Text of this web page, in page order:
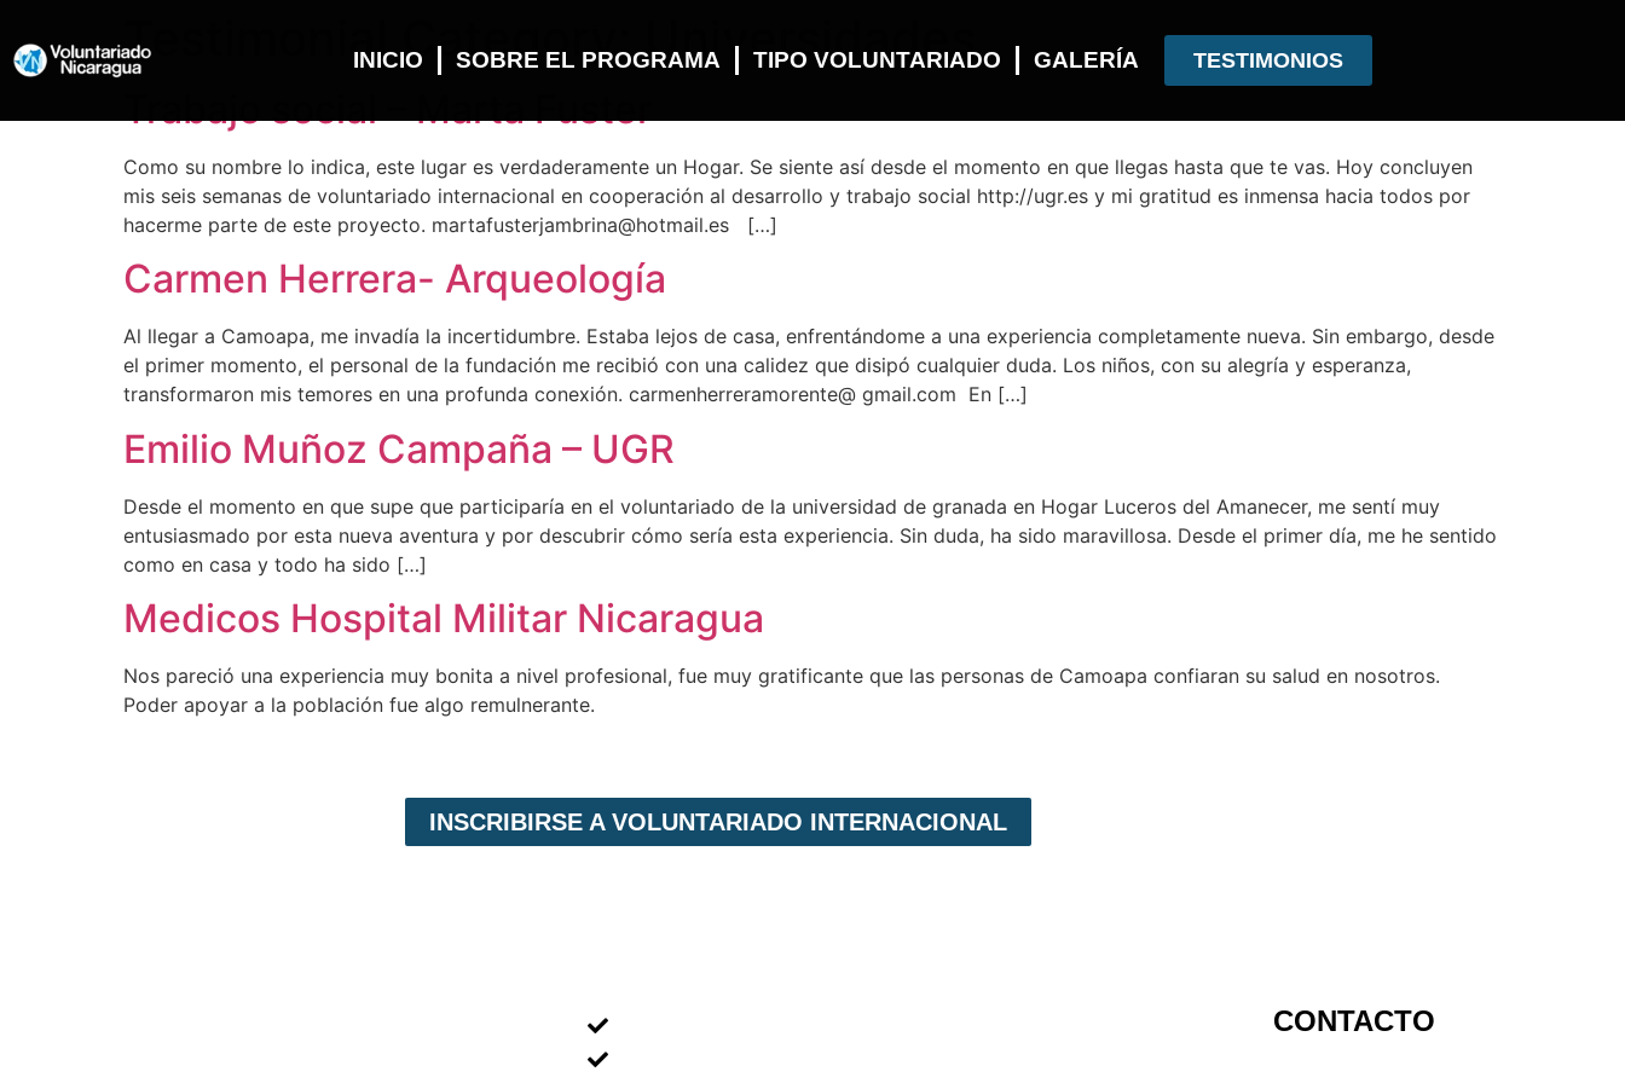
INICIO SOBRE EL PROGRAMA TIPO VOLUNTARIADO GALERÍA TESTIMONIOS
Testimonial Category:Universidades
Trabajo social – Marta Fuster
Como su nombre lo indica, este lugar es verdaderamente un Hogar. Se siente así desde el momento en que llegas hasta que te vas. Hoy concluyen
mis seis semanas de voluntariado internacional en cooperación al desarrollo y trabajo social http://ugr.es y mi gratitud es inmensa hacia todos por
hacerme parte de este proyecto. martafusterjambrina@hotmail.es […]
Carmen Herrera- Arqueología
Al llegar a Camoapa, me invadía la incertidumbre. Estaba lejos de casa, enfrentándome a una experiencia completamente nueva. Sin embargo, desde
el primer momento, el personal de la fundación me recibió con una calidez que disipó cualquier duda. Los niños, con su alegría y esperanza,
transformaron mis temores en una profunda conexión. carmenherreramorente@ gmail.com En […]
Emilio Muñoz Campaña – UGR
Desde el momento en que supe que participaría en el voluntariado de la universidad de granada en Hogar Luceros del Amanecer, me sentí muy
entusiasmado por esta nueva aventura y por descubrir cómo sería esta experiencia. Sin duda, ha sido maravillosa. Desde el primer día, me he sentido
como en casa y todo ha sido […]
Medicos Hospital Militar Nicaragua
Nos pareció una experiencia muy bonita a nivel profesional, fue muy gratificante que las personas de Camoapa confiaran su salud en nosotros.
Poder apoyar a la población fue algo remulnerante.
INSCRIBIRSE A VOLUNTARIADO INTERNACIONAL
CONTACTO